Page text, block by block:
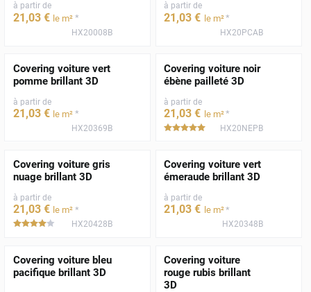
à partir de
21,03 € le m² *
HX20008B
à partir de
21,03 € le m²*
HX20PCAB
Covering voiture vert
pomme brillant 3D
à partir de
21,03 € le m² *
HX20369B
Covering voiture noir
ébène pailleté 3D
à partir de
21,03 € le m²*
*****HX20NEPB
Covering voiture gris
nuage brillant 3D
à partir de
21 ,03 € le m² *
***** HX20428B
Covering voiture vert
émeraude brillant 3D
à partir de
21 ,03 € le m²*
HX20348B
Covering voiture bleu
pacifique brillant 3D
Covering voiture
rouge rubis brillant
3D